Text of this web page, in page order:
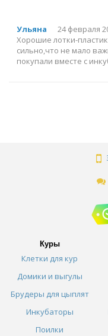
Ульяна
24 февраля
Хорошие лотки-
сильно,что не мало
покупали вместе с
Куры
Клетки для кур
Домики и выгулы
Брудеры для цыплят
Инкубаторы
Поилки